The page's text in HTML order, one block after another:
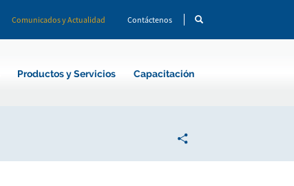
Comunicados y Actualidad Contáctenos
Productos y Servicios Capacitación